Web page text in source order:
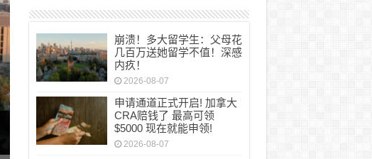
申请通道正式开启! 加拿大CRA赔钱了 最高可领
申领!
崩溃！多大留学生：父母花
几百万送她留学不值！深感
内疚！
2026-08-07
申请通道正式开启! 加拿大
CRA赔钱了 最高可领
$5000 现在就能申领!
2026-08-07